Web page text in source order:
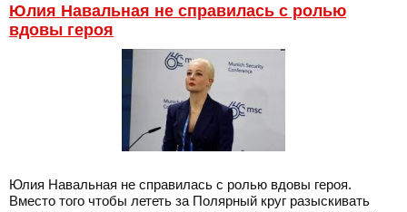
Юлия Навальная не справилась с ролью
вдовы героя
Юлия Навальная не справилась с ролью вдовы героя.
Вместо того чтобы лететь за Полярный круг разыскивать